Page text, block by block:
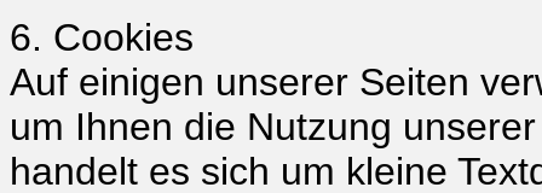
6. Cookies
Auf einigen unserer Seiten
um Ihnen die Nutzung
handelt es sich um kleine